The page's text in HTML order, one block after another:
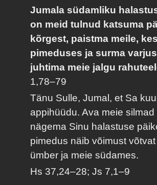
Jumala südamliku
on meid tulnud katsuma
kõrgest, paistma meile,
pimeduses ja surma
juhtima meie jalgu
1,78–79
Tänu Sulle, Jumal, et Sa
appihüüdu. Ava meie silmad
nägema Sinu halastuse
pimedus näib võimust
ümber ja meie südames.
Hs 37,24–28; Js 7,1–9